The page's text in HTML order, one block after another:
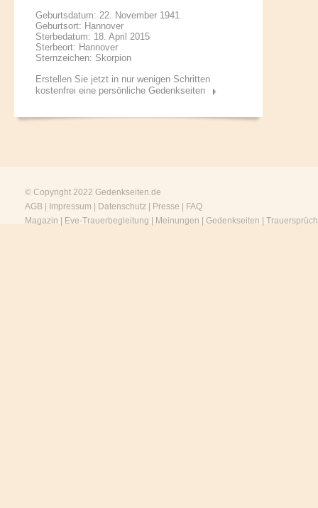
Geburtsdatum: 22. November 1941
Geburtsort: Hannover
Sterbedatum: 18. April 2015
Sterbeort: Hannover
Sternzeichen: Skorpion
Erstellen Sie jetzt in nur wenigen Schritten
kostenfrei eine persönliche Gedenkseiten
© Copyright 2022 Gedenkseiten.de
AGB
Impressum Datenschutz Presse
FAQ
Magazin
Eve-Trauerbegleitung Meinungen Gedenkseiten